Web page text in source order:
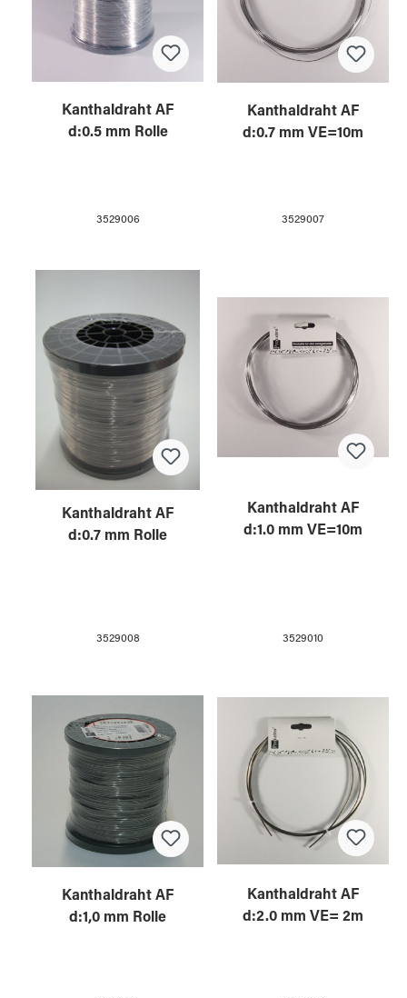
Kanthaldraht AF
d:0.5 mm Rolle
3529006
Kanthaldraht AF
d:0.7 mm VE=10m
3529007
Kanthaldraht AF
d:0.7 mm Rolle
3529008
Kanthaldraht AF
d:1.0 mm VE=10m
3529010
Kanthaldraht AF
d:1,0 mm Rolle
Kanthaldraht AF
d:2.0 mm VE= 2m